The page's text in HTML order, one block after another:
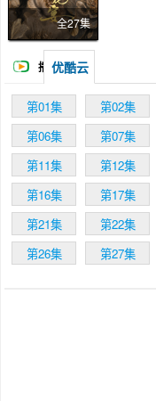
全27集
刃
质
修
播 优酷云
第01集 第02集
第06集
第07集
第11集
第12集
第16集
第17集
第21集
第22集
第26集
第27集